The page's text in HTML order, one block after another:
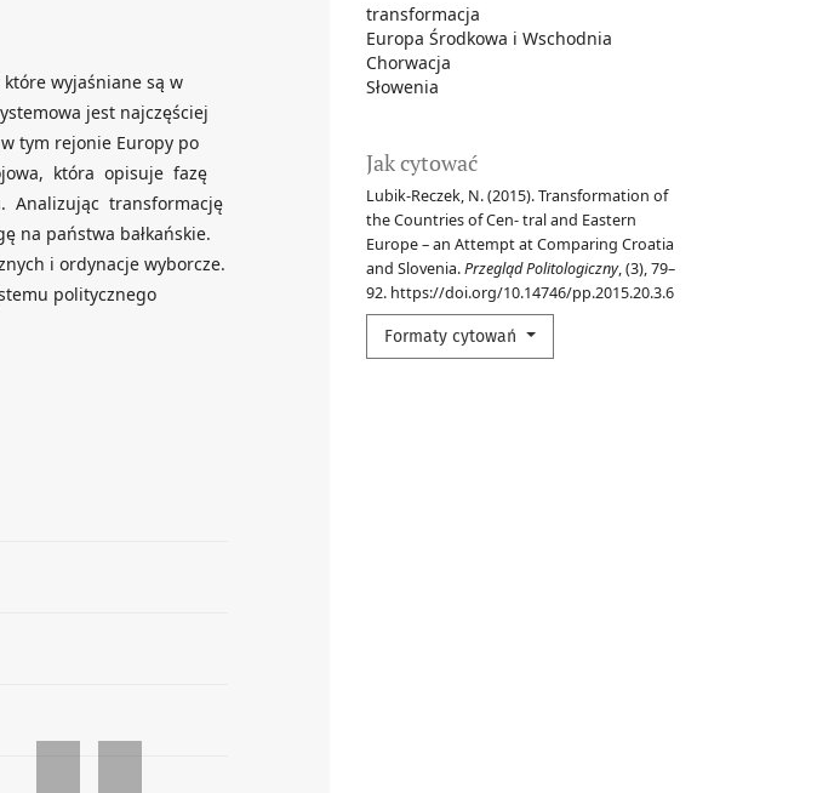
transformacja
Europa Środkowa i Wschodnia
Chorwacja
Słowenia
Jak cytować
Lubik-Reczek, N. (2015). Transformation of
the Countries of Cen- tral and Eastern
Europe – an Attempt at Comparing Croatia
and Slovenia.Przegląd Politologiczny, (3), 79–
92. https://doi.org/10.14746/pp.2015.20.3.6
Formaty cytowań
wyjaśniane są w
jest najczęściej
tym rejonie Europy po
która opisuje fazę
Analizując transformację
na państwa bałkańskie.
i ordynacje wyborcze.
politycznego